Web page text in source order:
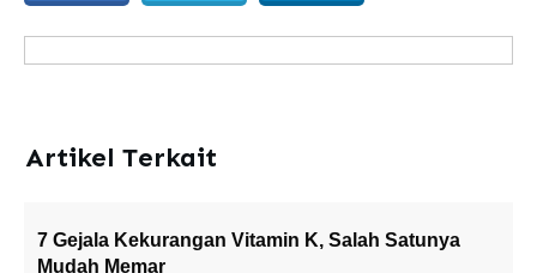
Artikel Terkait
7 Gejala Kekurangan Vitamin K, Salah Satunya
Mudah Memar